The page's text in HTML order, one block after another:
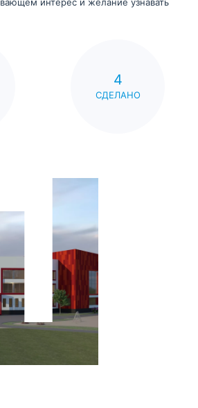
интерес и желание узнавать
4
СДЕЛАНО